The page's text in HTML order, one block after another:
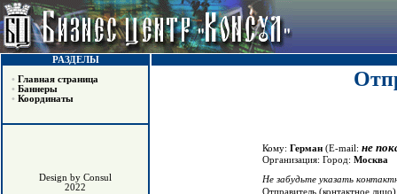
РАЗДЕЛЫ
• Главная страница
• Баннеры
• Координаты
Design by Consul
2022
Кому: Герман (E-mail: не
Организация: Город: Москва
Не забудьте указать
Отправитель (контактное